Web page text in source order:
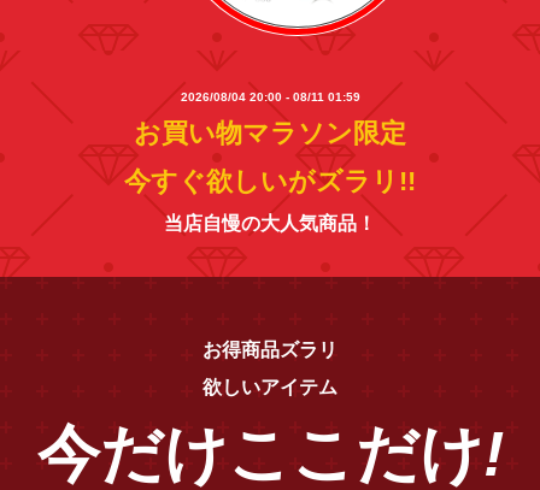
2026/08/04 20:00 - 08/11 01:59
お買い物マラソン限定
今すぐ欲しいがズラリ!!
当店自慢の大人気商品！
お得商品ズラリ
欲しいアイテム
今だけここだけ!